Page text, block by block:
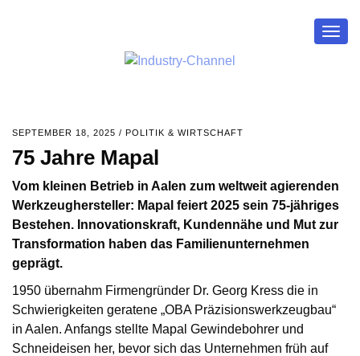
SEPTEMBER 18, 2025 / POLITIK & WIRTSCHAFT
75 Jahre Mapal
Vom kleinen Betrieb in Aalen zum weltweit agierenden
Werkzeughersteller: Mapal feiert 2025 sein 75-jähriges
Bestehen. Innovationskraft, Kundennähe und Mut zur
Transformation haben das Familienunternehmen
geprägt.
1950 übernahm Firmengründer Dr. Georg Kress die in
Schwierigkeiten geratene „OBA Präzisionswerkzeugbau“
in Aalen. Anfangs stellte Mapal Gewindebohrer und
Schneideisen her, bevor sich das Unternehmen früh auf